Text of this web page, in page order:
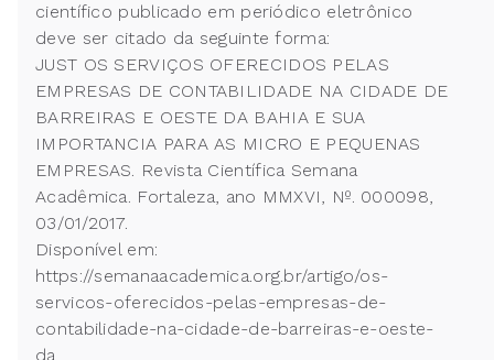
científico publicado em periódico eletrônico
deve ser citado da seguinte forma:
JUST OS SERVIÇOS OFERECIDOS PELAS
EMPRESAS DE CONTABILIDADE NA CIDADE DE
BARREIRAS E OESTE DA BAHIA E SUA
IMPORTANCIA PARA AS MICRO E PEQUENAS
EMPRESAS. Revista Científica Semana
Acadêmica. Fortaleza, ano MMXVI, Nº. 000098,
03/01/2017.
Disponível em:
https://semanaacademica.org.br/artigo/os-
servicos-oferecidos-pelas-empresas-de-
contabilidade-na-cidade-de-barreiras-e-oeste-
da